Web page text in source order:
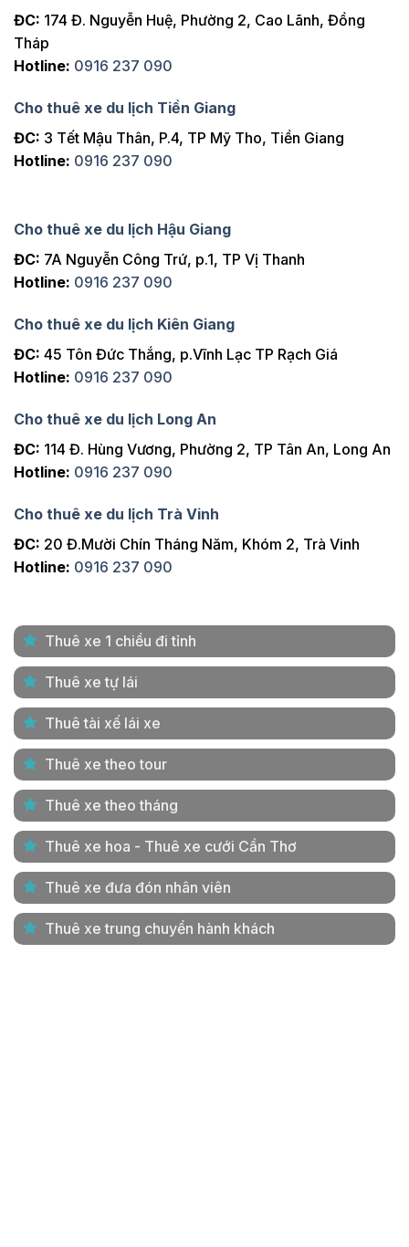
ĐC: 174 Đ. Nguyễn Huệ, Phường 2, Cao Lãnh, Đồng
Tháp
Hotline: 0916 237 090
Cho thuê xe du lịch Tiền Giang
ĐC: 3 Tết Mậu Thân, P.4, TP Mỹ Tho, Tiền Giang
Hotline: 0916 237 090
Cho thuê xe du lịch Hậu Giang
ĐC: 7A Nguyễn Công Trứ, p.1, TP Vị Thanh
Hotline: 0916 237 090
Cho thuê xe du lịch Kiên Giang
ĐC: 45 Tôn Đức Thắng, p.Vĩnh Lạc TP Rạch Giá
Hotline: 0916 237 090
Cho thuê xe du lịch Long An
ĐC: 114 Đ. Hùng Vương, Phường 2, TP Tân An, Long An
Hotline: 0916 237 090
Cho thuê xe du lịch Trà Vinh
ĐC: 20 Đ.Mười Chín Tháng Năm, Khóm 2, Trà Vinh
Hotline: 0916 237 090
Thuê xe 1 chiều đi tỉnh
Thuê xe tự lái
Thuê tài xế lái xe
Thuê xe theo tour
Thuê xe theo tháng
Thuê xe hoa - Thuê xe cưới Cần Thơ
Thuê xe đưa đón nhân viên
Thuê xe trung chuyển hành khách